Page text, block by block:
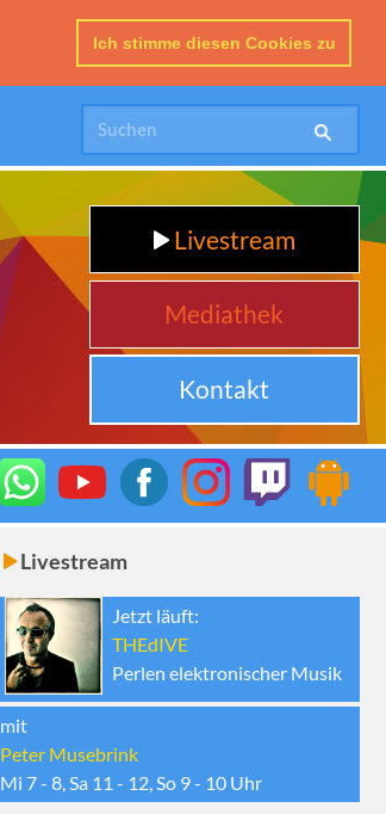
Ich stimme diesen Cookies zu
Livestream
Mediathek
Kontakt
Livestream
Jetzt läuft:
THEdIVE
Perlen elektronischer Musik
mit
Peter Musebrink
Mi 7 - 8, Sa 11 - 12, So 9 - 10 Uhr